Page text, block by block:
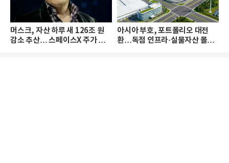
머스크, 자산 하루 새 126조 원
감소 추산… 스페이스X 주가 하
아시아 부호, 포트폴리오 대전
환…독점 인프라·실물자산 몰린